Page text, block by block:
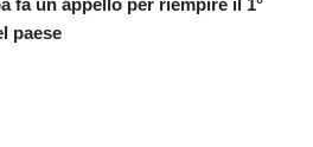
fa un appello per riempire il 1°
paese